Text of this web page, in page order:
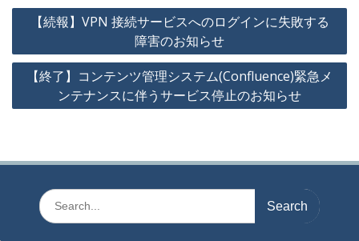
投
ナ
ゲ
【続報】VPN 接続サービスへのログインに失敗する
障害のお知らせ
【終了】コンテンツ管理システム(Confluence)緊急メ
ンテナンスに伴うサービス停止のお知らせ
Search
for: